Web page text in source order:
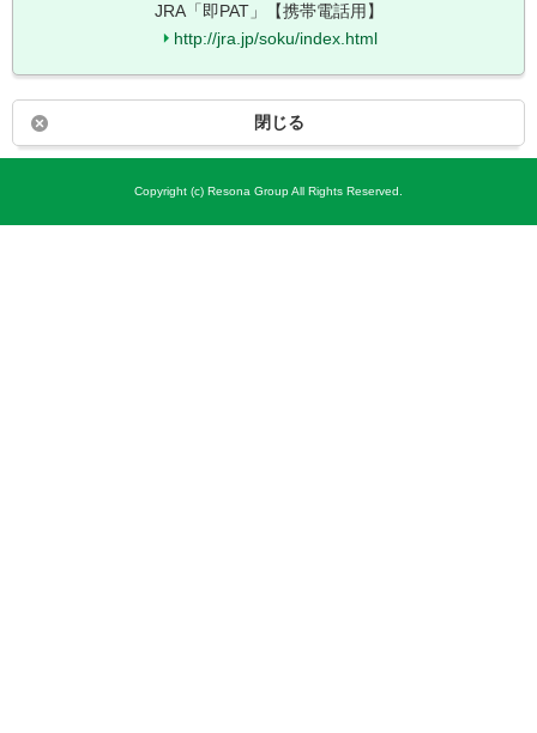
JRA「即PAT」【携帯電話用】
http://jra.jp/soku/index.html
閉じる
Copyright (c) Resona Group All Rights Reserved.